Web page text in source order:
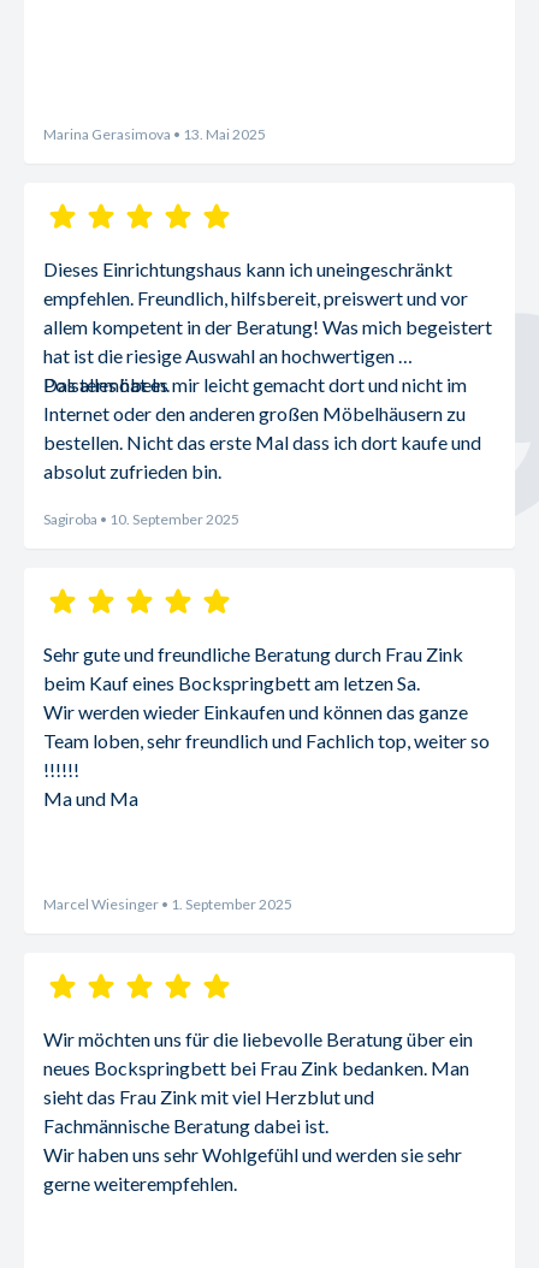
Marina Gerasimova • 13. Mai 2025
Dieses Einrichtungshaus kann ich uneingeschränkt
empfehlen. Freundlich, hilfsbereit, preiswert und vor
allem kompetent in der Beratung! Was mich begeistert
hat ist die riesige Auswahl an hochwertigen
Polstermöbeln.
Das alles hat es mir leicht gemacht dort und nicht im
Internet oder den anderen großen Möbelhäusern zu
bestellen. Nicht das erste Mal dass ich dort kaufe und
absolut zufrieden bin.
Sagiroba • 10. September 2025
Sehr gute und freundliche Beratung durch Frau Zink
beim Kauf eines Bockspringbett am letzen Sa.
Wir werden wieder Einkaufen und können das ganze
Team loben, sehr freundlich und Fachlich top, weiter so
!!!!!!
Ma und Ma
Marcel Wiesinger • 1. September 2025
Wir möchten uns für die liebevolle Beratung über ein
neues Bockspringbett bei Frau Zink bedanken. Man
sieht das Frau Zink mit viel Herzblut und
Fachmännische Beratung dabei ist.
Wir haben uns sehr Wohlgefühl und werden sie sehr
gerne weiterempfehlen.